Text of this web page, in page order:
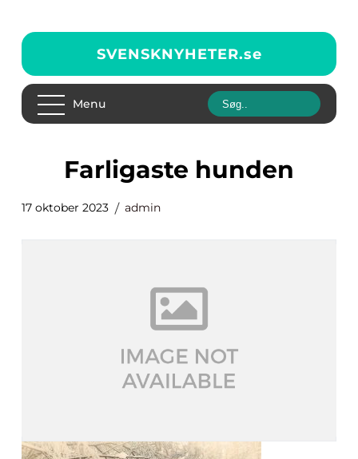
SVENSKNYHETER.se
Menu
farligaste hunden
17 oktober 2023 admin